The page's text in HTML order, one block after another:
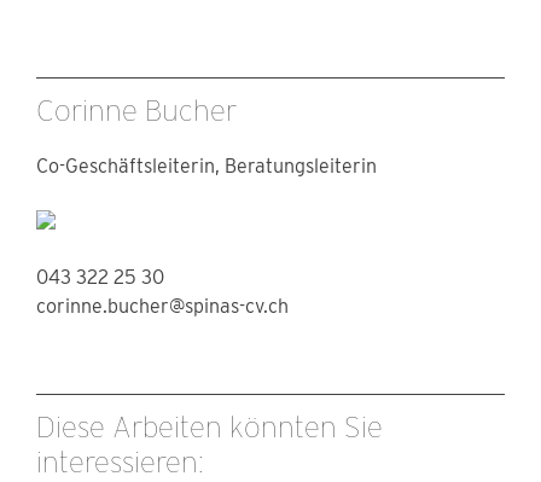
Corinne Bucher
Co-Geschäftsleiterin, Beratungsleiterin
043 322 25 30
corinne.bucher@spinas-cv.ch
Diese Arbeiten könnten Sie
interessieren: